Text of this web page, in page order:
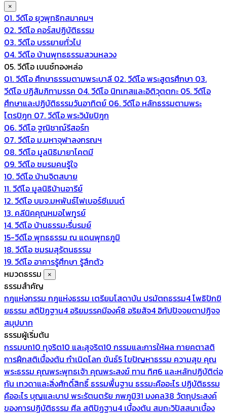
×
01. วีดีโอ ยุวพุทธิกสมาคมฯ
02. วีดีโอ คอร์สปฏิบัติธรรม
03. วีดีโอ บรรยายทั่วไป
04. วีดีโอ บ้านพุทธธรรมสวนหลวง
05. วีดีโอ เบนซ์ทองหล่อ
01. วีดีโอ ศึกษาธรรมตามพระบาลี 02. วีดีโอ พระสูตรศึกษา 03.
วีดีโอ ปฏิสัมภิทามรรค 04. วีดีโอ นิทเทสและอิติวุตตกะ 05. วีดีโอ
ศึกษาและปฏิบัติธรรมวันอาทิตย์ 06. วีดีโอ หลักธรรมตามพระ
ไตรปิฎก 07. วีดีโอ พระวินัยปิฎก
06. วีดีโอ ฐณิชาฌ์รีสอร์ท
07. วีดีโอ ม.มหาจุฬาลงกรณฯ
08. วีดีโอ มูลนิธิมายาโคตมี
09. วีดีโอ ชมรมคนรู้ใจ
10. วีดีโอ บ้านจิตสบาย
11. วีดีโอ มูลนิธิบ้านอารีย์
12. วีดีโอ บมจ.มหพันธ์ไฟเบอร์ซีเมนต์
13. คลีนิคคุณหมอไพทูรย์
14. วีดีโอ บ้านธรรมะรื่นรมย์
15-วีดีโอ พุทธธรรม ณ แดนพุทธภูมิ
18. วีดีโอ ชมรมสุรัตนธรรม
19. วีดีโอ อาคารรู้ศึกษา รู้สึกตัว
หมวดธรรม
×
ธรรมสำคัญ
กฎแห่งกรรม กฎแห่งธรรม เตรียมโสดาบัน ปรมัตถธรรม4โพธิปักขิ
ยธรรม สติปัฏฐาน4 อริยมรรคมีองค์8 อริยสัจ4 อิทัปปัจจยตาปฏิจจ
สมุปบาท
ธรรมผู้เริ่มต้น
กรรมบถ10 ทุจริต10 และสุจริต10 กรรมและการให้ผล กายคตาสติ
การฝึกสติเบื้องต้น กำเนิดโลก ขันธ์5ไขปัญหาธรรม ความสุข คุณ
พระธรรม คุณพระพุทธเจ้า คุณพระสงฆ์ ทาน ทิศ6 และหลักปฏิบัติต่อ
กัน เทวดาและสิ่งศักดิ์สิทธิ์ธรรมพื้นฐาน ธรรมะคืออะไร ปฏิบัติธรรม
คืออะไร บุญและบาป พระรัตนตรัย ภพภูมิ31 มงคล38 วัตถุประสงค์
ของการปฏิบัติธรรม ศีล สติปัฏฐาน4 เบื้องต้น สมถะวิปัสสนาเบื้อง